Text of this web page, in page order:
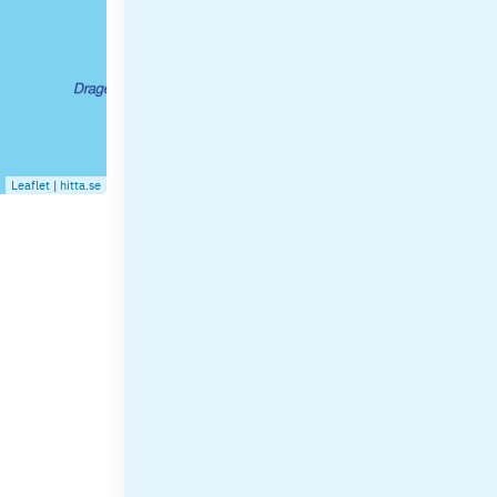
Leaflet | hitta.se